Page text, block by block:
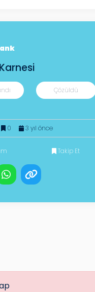
Çözüldü
0 3 yıl önce
Takip Et